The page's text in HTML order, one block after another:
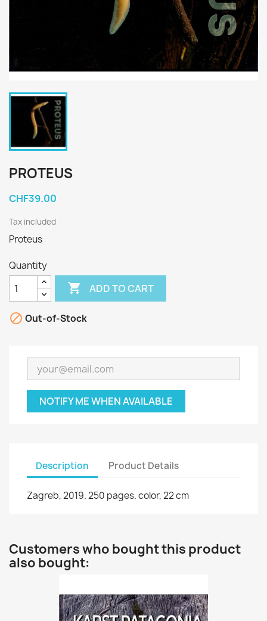
PROTEUS
CHF39.00
Tax included
Proteus
Quantity
 ADD TO CART
 Out-of-Stock
NOTIFY ME WHEN AVAILABLE
Description Product Details
Zagreb, 2019. 250 pages. color, 22 cm
Customers who bought this product
also bought: